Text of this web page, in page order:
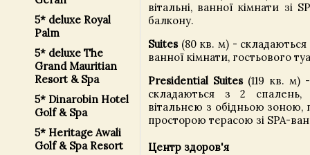
5* deluxe Royal
Palm
5* deluxe The
Grand Mauritian
Resort & Spa
5* Dinarobin Hotel
Golf & Spa
5* Heritage Awali
Golf & Spa Resort
вітальні, ванної кімнати зі
балкону.
Suites(80 кв. м) - складаються
ванної кімнати, гостьового
Presidential Suites(119 кв. м)
складаються з 2 спалень,
вітальнею з обідньою зоною,
просторою терасою зі SPA-
Центр здоров'я